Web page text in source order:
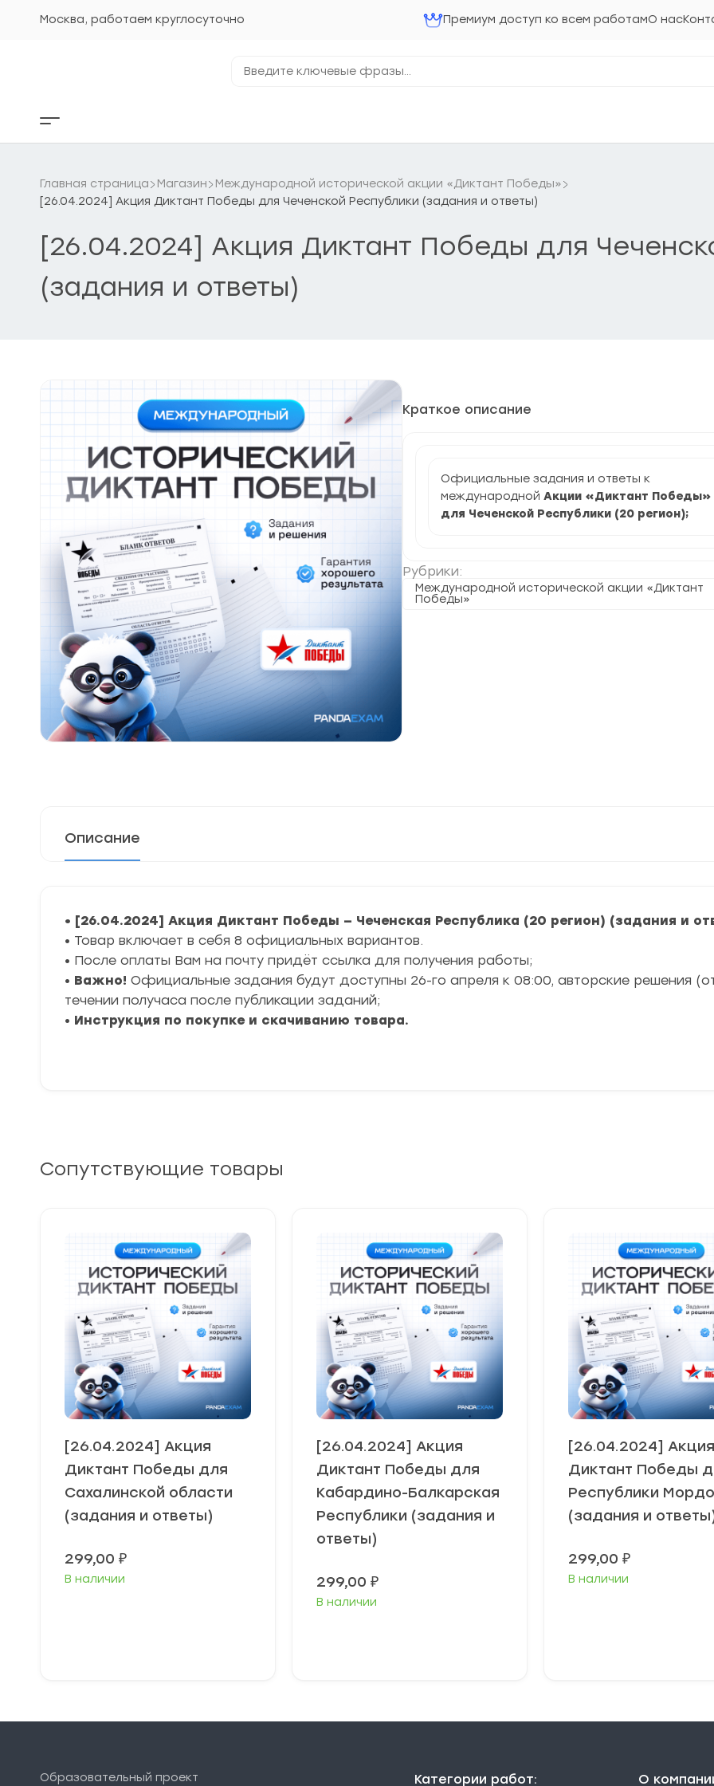
Москва, работаем круглосуточно Премиум доступ ко всем работамО нас
ключевые
Кнопка
бокового
Главная страница Магазин
Международной исторической акции «Диктант Победы»
[26.04.2024] Акция Диктант Победы для Чеченской Республики (задания и ответы)
[26.04.2024] Акция Диктант Победы для
(задания и ответы)
Краткое описание
Официальные задания и ответы к
международной Акции «Диктант Победы»
для Чеченской Республики (20 регион);
Рубрики:
Международной исторической акции «Диктант
Победы»
Описание
• [26.04.2024] Акция Диктант Победы — Чеченская Республика (20 регион) (задания и
• Товар включает в себя 8 официальных вариантов.
• После оплаты Вам на почту придёт ссылка для получения работы;
• Важно! Официальные задания будут доступны 26-го апреля к 08:00, авторские решения
течении получаса после публикации заданий;
• Инструкция по покупке и скачиванию товара.
Сопутствующие товары
[26.04.2024] Акция
Диктант Победы для
Сахалинской области
(задания и ответы)
299,00 ₽
В наличии
[26.04.2024] Акция
Диктант Победы для
Кабардино-Балкарская
Республики (задания и
ответы)
299,00 ₽
В наличии
[26.04.2024] Акция
Диктант Победы
Республики
(задания и
299,00 ₽
В наличии
Образовательный проект Категории работ: О